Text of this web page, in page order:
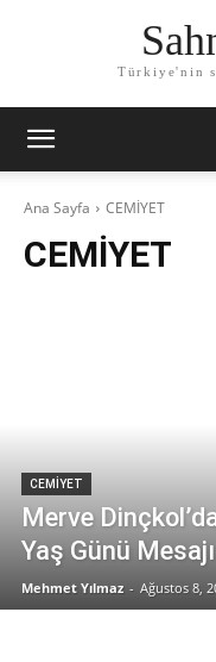
Türkiye'nin
Ana Sayfa CEMİYET
CEMİYET
CEMİYET
Merve
Yaş Günü Mesajı
Mehmet Yılmaz - Ağustos 8,